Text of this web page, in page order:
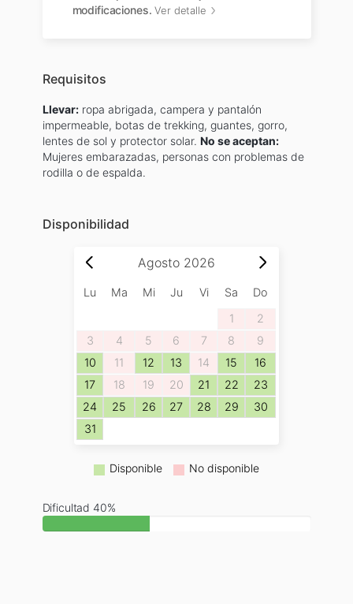
modificaciones.Ver detalle
Requisitos
Llevar:ropa abrigada, campera y pantalón
impermeable, botas de trekking, guantes, gorro,
lentes de sol y protector solar. No se aceptan:
Mujeres embarazadas, personas con problemas de
rodilla o de espalda.
Disponibilidad
Agosto 2026
Lu Ma Mi Ju Vi Sa
Do
1
2
3
4 5 6 7 8
9
10
11 12 13 14 15
16
17
18 19 20 21 22
23
24
25 26 27 28 29
30
31
Disponible No disponible
Dificultad 40%